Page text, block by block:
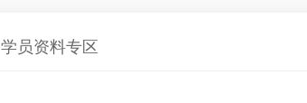
学员资料专区